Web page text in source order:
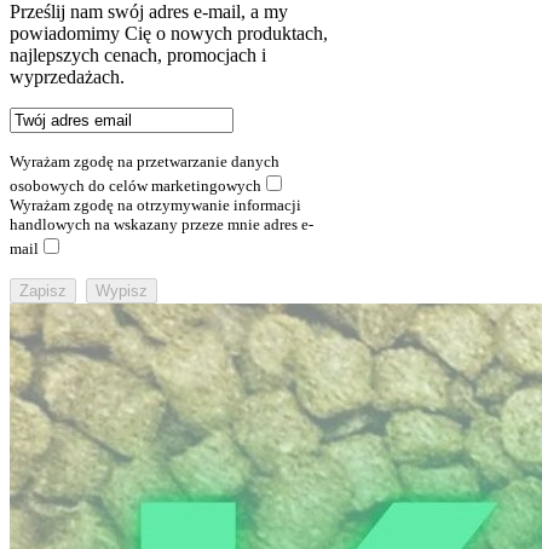
Prześlij nam swój adres e-mail, a my
powiadomimy Cię o nowych produktach,
najlepszych cenach, promocjach i
wyprzedażach.
Wyrażam zgodę na przetwarzanie danych
osobowych do celów marketingowych
Wyrażam zgodę na otrzymywanie informacji
handlowych na wskazany przeze mnie adres e-
mail